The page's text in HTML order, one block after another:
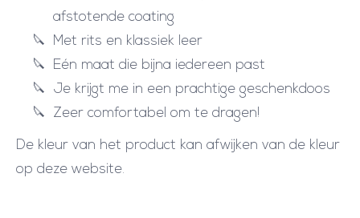
afstotende coating
Met rits en klassiek leer
Eén maat die bijna iedereen past
Je krijgt me in een prachtige geschenkdoos
Zeer comfortabel om te dragen!
De kleur van het product kan afwijken van de kleur
op deze website.